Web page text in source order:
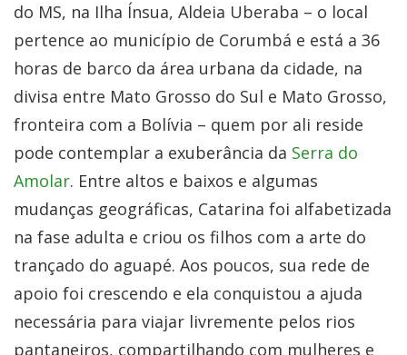
do MS, na Ilha Ínsua, Aldeia Uberaba – o local
pertence ao município de Corumbá e está a 36
horas de barco da área urbana da cidade, na
divisa entre Mato Grosso do Sul e Mato Grosso,
fronteira com a Bolívia – quem por ali reside
pode contemplar a exuberância da Serra do
Amolar. Entre altos e baixos e algumas
mudanças geográficas, Catarina foi alfabetizada
na fase adulta e criou os filhos com a arte do
trançado do aguapé. Aos poucos, sua rede de
apoio foi crescendo e ela conquistou a ajuda
necessária para viajar livremente pelos rios
pantaneiros, compartilhando com mulheres e